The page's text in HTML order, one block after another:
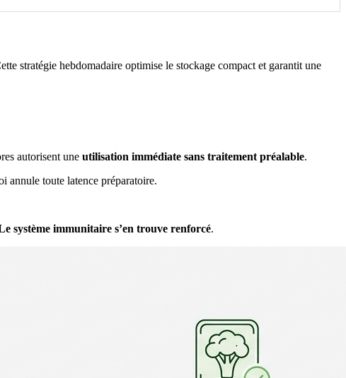
stratégie hebdomadaire optimise le stockage compact et garantit une
autorisent une utilisation immédiate sans traitement préalable.
annule toute latence préparatoire.
système immunitaire s’en trouve renforcé.